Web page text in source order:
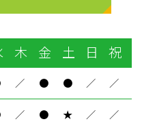
木 金 土 日 祝
／ ● ● ／ ／
／ ● ★ ／ ／